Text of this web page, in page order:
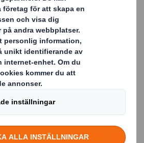
få meddelanden, nyheter och
om produkter och tjänster från
längst ner i våra e-